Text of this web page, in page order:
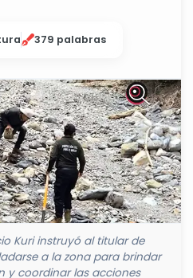
379 palabras
Kuri instruyó al titular de
a la zona para brindar
y coordinar las acciones